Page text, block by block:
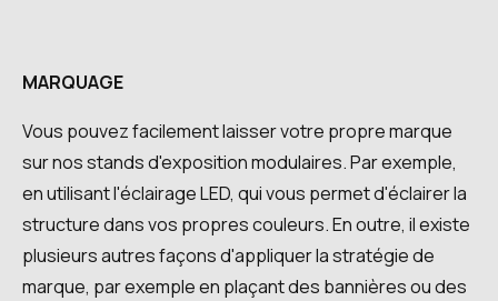
MARQUAGE
Vous pouvez facilement laisser votre propre marque
sur nos stands d'exposition modulaires. Par exemple,
en utilisant l'éclairage LED, qui vous permet d'éclairer la
structure dans vos propres couleurs. En outre, il existe
plusieurs autres façons d'appliquer la stratégie de
marque, par exemple en plaçant des bannières ou des